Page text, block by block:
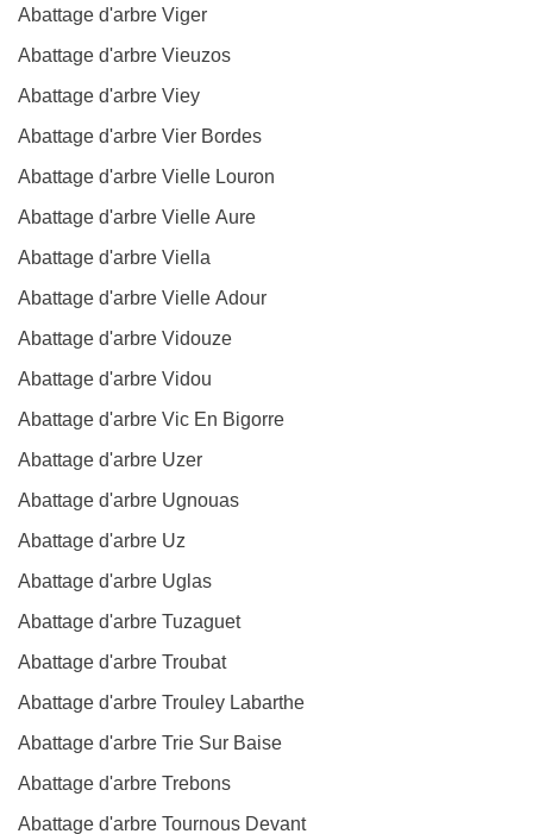
Abattage d'arbre Viger
Abattage d'arbre Vieuzos
Abattage d'arbre Viey
Abattage d'arbre Vier Bordes
Abattage d'arbre Vielle Louron
Abattage d'arbre Vielle Aure
Abattage d'arbre Viella
Abattage d'arbre Vielle Adour
Abattage d'arbre Vidouze
Abattage d'arbre Vidou
Abattage d'arbre Vic En Bigorre
Abattage d'arbre Uzer
Abattage d'arbre Ugnouas
Abattage d'arbre Uz
Abattage d'arbre Uglas
Abattage d'arbre Tuzaguet
Abattage d'arbre Troubat
Abattage d'arbre Trouley Labarthe
Abattage d'arbre Trie Sur Baise
Abattage d'arbre Trebons
Abattage d'arbre Tournous Devant